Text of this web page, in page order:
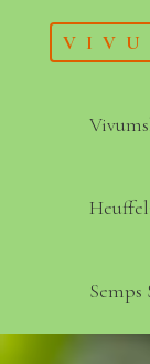
Semps